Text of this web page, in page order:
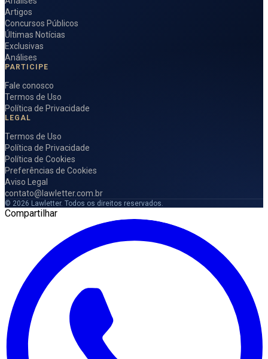
Artigos
Concursos Públicos
Últimas Notícias
Exclusivas
Análises
PARTICIPE
Fale conosco
Termos de Uso
Política de Privacidade
LEGAL
Termos de Uso
Política de Privacidade
Política de Cookies
Preferências de Cookies
Aviso Legal
contato@lawletter.com.br
© 2026 Lawletter. Todos os direitos reservados.
Compartilhar